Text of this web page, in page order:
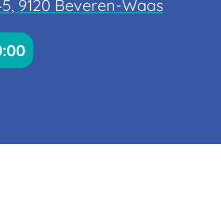
9120 Beveren-Waas